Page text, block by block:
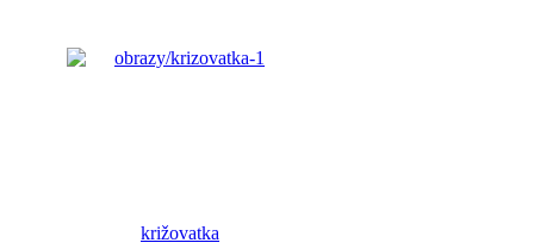
križovatka